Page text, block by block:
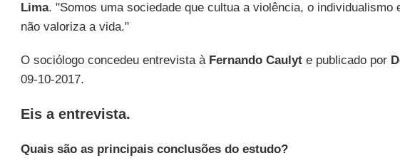
Lima. "Somos uma sociedade que cultua a violência, o individualismo
não valoriza a vida."
O sociólogo concedeu entrevista à Fernando Caulyte publicado por
09-10-2017.
Eis a entrevista.
Quais são as principais conclusões do estudo?